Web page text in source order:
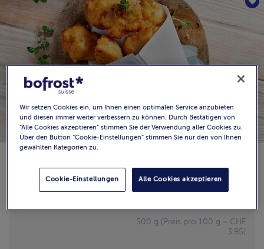
Verfügbarkeit
CHF 19.75
Stück: 15-35
500 g (Preis pro 100 g = CHF
3.95)
Wir setzen Cookies ein, um Ihnen einen optimalen Service anzubieten
und diesen immer weiter verbessern zu können. Durch Bestätigen von
“Alle Cookies akzeptieren” stimmen Sie der Verwendung aller Cookies zu.
Über den Button “Cookie-Einstellungen” stimmen Sie nur den von Ihnen
gewählten Kategorien zu.
Alle Cookies akzeptieren
Cookie-Einstellungen